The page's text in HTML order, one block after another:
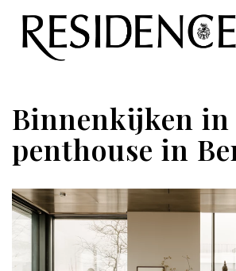
Overslaan en ga direct naar de
Binnenkijken in
penthouse in